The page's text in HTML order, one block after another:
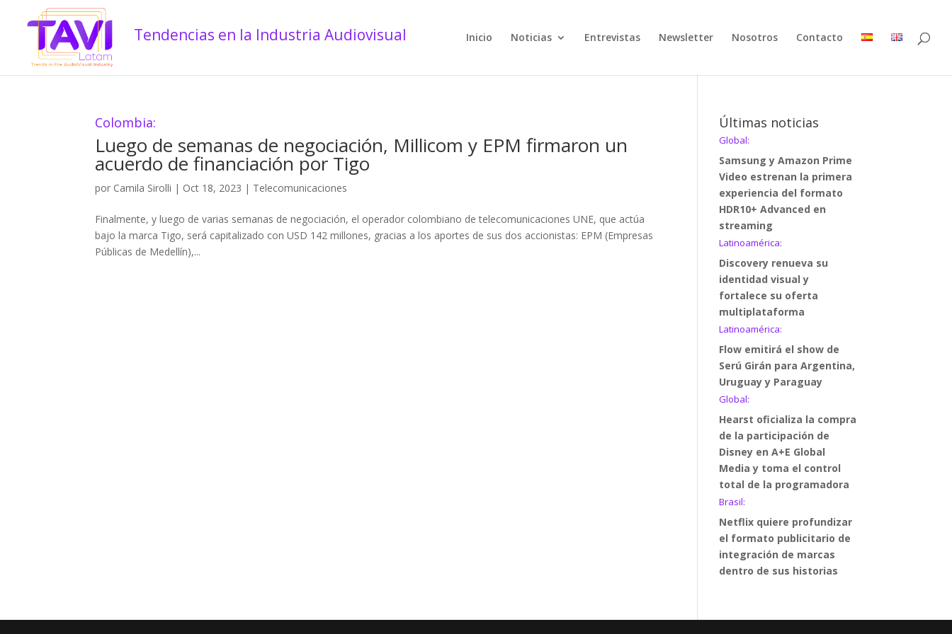
Inicio Noticias Entrevistas Newsletter Nosotros Contacto
Colombia:
Luego de semanas de negociación, Millicom y EPM firmaron un
acuerdo de financiación por Tigo
por Camila Sirolli | Oct 18, 2023 | Telecomunicaciones
Finalmente, y luego de varias semanas de negociación, el operador colombiano de telecomunicaciones UNE, que actúa
bajo la marca Tigo, será capitalizado con USD 142 millones, gracias a los aportes de sus dos accionistas: EPM (Empresas
Públicas de Medellín),...
Últimas noticias
Global:
Samsung y Amazon Prime
Video estrenan la primera
experiencia del formato
HDR10+ Advanced en
streaming
Latinoamérica:
Discovery renueva su
identidad visual y
fortalece su oferta
multiplataforma
Latinoamérica:
Flow emitirá el show de
Serú Girán para Argentina,
Uruguay y Paraguay
Global:
Hearst oficializa la compra
de la participación de
Disney en A+E Global
Media y toma el control
total de la programadora
Brasil:
Netflix quiere profundizar
el formato publicitario de
integración de marcas
dentro de sus historias